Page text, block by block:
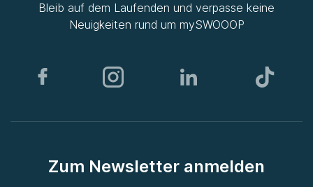
Bleib auf dem Laufenden und verpasse keine
Neuigkeiten rund um mySWOOOP
Zum Newsletter anmelden